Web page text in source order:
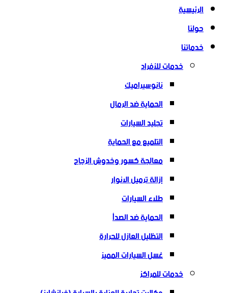
الرئيسية
حولنا
خدماتنا
خدمات للأفراد
نانوسيراميك
الحماية ضد الرمال
تجليد السيارات
التلميع مع الحماية
معالجة كسور وخدوش الزجاج
إزالة ترميل الانوار
طلاء السيارات
الحماية ضد الصدأ
التظليل العازل للحرارة
غسل السيارات المميز
خدمات للمراكز